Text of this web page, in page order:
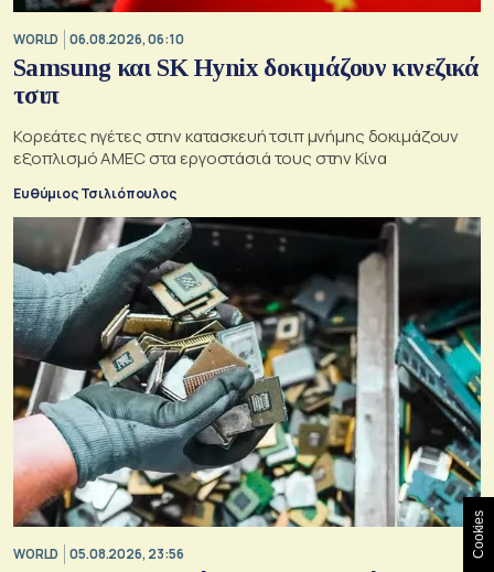
WORLD 06.08.2026, 06:10
Samsung και SK Hynix δοκιμάζουν κινεζικά
τσιπ
Κορεάτες ηγέτες στην κατασκευή τσιπ μνήμης δοκιμάζουν
εξοπλισμό AMEC στα εργοστάσιά τους στην Κίνα
Ευθύμιος Τσιλιόπουλος
WORLD 05.08.2026, 23:56 Cookies